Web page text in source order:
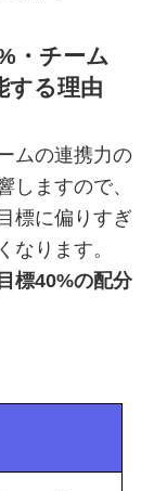
・チーム
する理由
ムの連携力の
しますので、
標に偏りすぎ
なります。
標40%の配分